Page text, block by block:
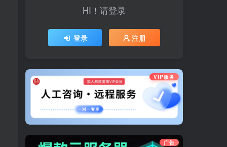
HI！请登录
登录 注册
VIP服务
广告